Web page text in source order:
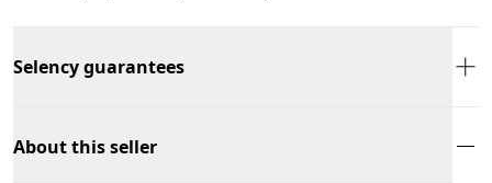
Selency guarantees
About this seller